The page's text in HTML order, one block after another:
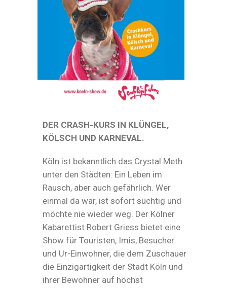
DER CRASH-KURS IN KLÜNGEL,
KÖLSCH UND KARNEVAL.
Köln ist bekanntlich das Crystal Meth
unter den Städten: Ein Leben im
Rausch, aber auch gefährlich. Wer
einmal da war, ist sofort süchtig und
möchte nie wieder weg. Der Kölner
Kabarettist Robert Griess bietet eine
Show für Touristen, Imis, Besucher
und Ur-Einwohner, die dem Zuschauer
die Einzigartigkeit der Stadt Köln und
ihrer Bewohner auf höchst